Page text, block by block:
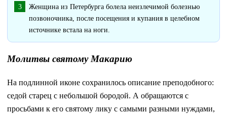
Женщина из Петербурга болела неизлечимой болезнью
позвоночника, после посещения и купания в целебном
источнике встала на ноги.
Молитвы святому Макарию
На подлинной иконе сохранилось описание преподобного:
седой старец с небольшой бородой. А обращаются с
просьбами к его святому лику с самыми разными нуждами,